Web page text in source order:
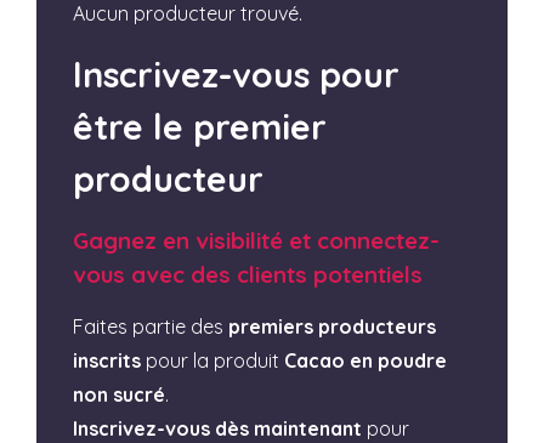
Aucun producteur trouvé.
Inscrivez-vous pour
être le premier
producteur
Gagnez en visibilité et connectez-
vous avec des clients potentiels
Faites partie des premiers producteurs
inscrits pour la produit Cacao en poudre
non sucré.
Inscrivez-vous dès maintenant pour